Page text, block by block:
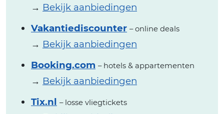
→ Bekijk aanbiedingen
Vakantiediscounter – online deals
→ Bekijk aanbiedingen
Booking.com – hotels & appartementen
→ Bekijk aanbiedingen
Tix.nl – losse vliegtickets